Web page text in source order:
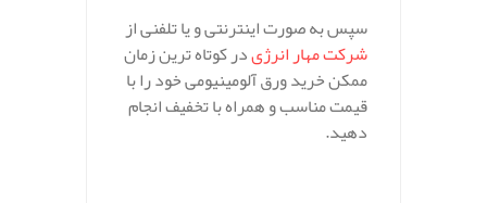
سپس به صورت اینترنتی و یا تلفنی از
شرکت مهار انرژیدر کوتاه ترین زمان
ممکن خرید ورق آلومینیومی خود را با
قیمت مناسب و همراه با تخفیف انجام
دهید.